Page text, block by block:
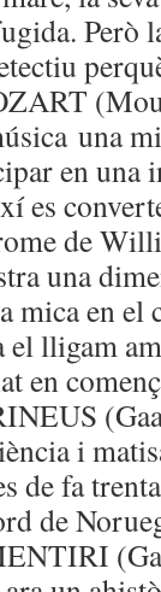
Però
una
en una
es
de
una
mica en el
lligam
en
i
de fa
de